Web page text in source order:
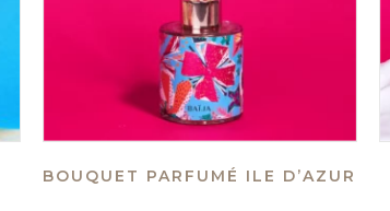
BOUQUET PARFUMÉ ILE D’AZUR